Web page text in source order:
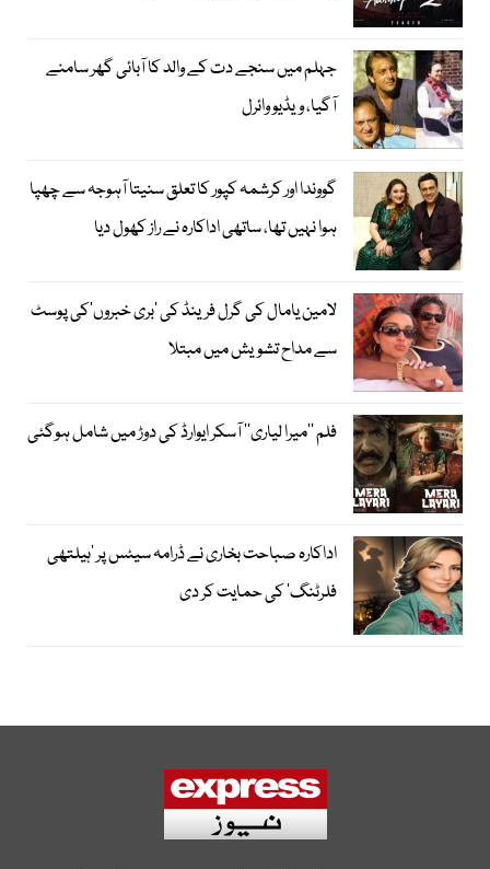
جہلم میں سنجے دت کے والد کا آبائی گھر سامنے
آگیا، ویڈیو وائرل
گووندا اور کرشمہ کپور کا تعلق سنیتا آہوجہ سے چھپا
ہوا نہیں تھا، ساتھی اداکارہ نے راز کھول دیا
لامین یامال کی گرل فرینڈ کی ’بری خبروں‘کی پوسٹ
سے مداح تشویش میں مبتلا
فلم ’’میرا لیاری‘‘ آسکر ایوارڈ کی دوڑ میں شامل ہوگئی
اداکارہ صباحت بخاری نے ڈرامہ سیٹس پر ’ہیلتھی
فلرٹنگ‘ کی حمایت کر دی